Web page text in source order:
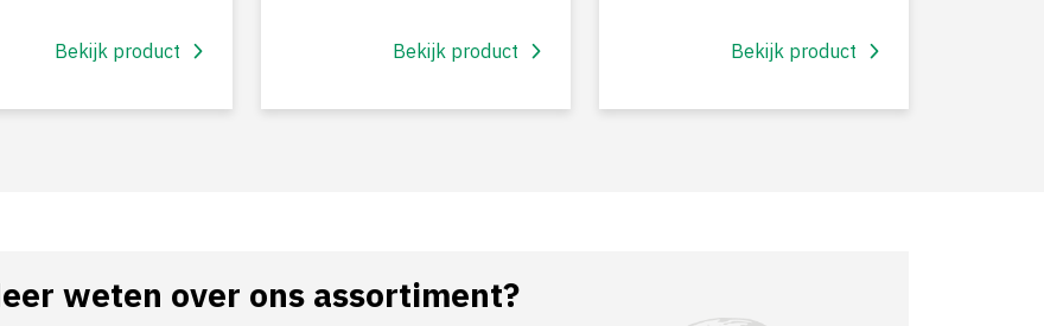
Bekijk product Bekijk product Bekijk product
weten over ons assortiment?